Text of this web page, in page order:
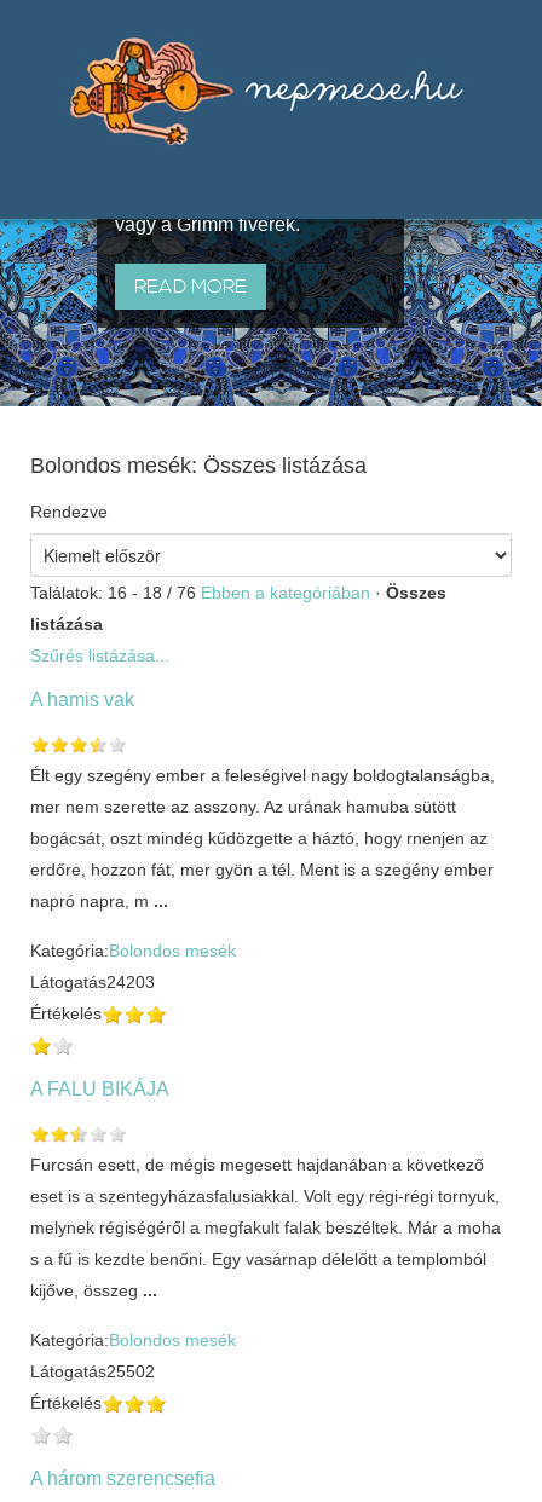
útján terjedő elbeszélésekből,
melyeket olyan ismert gyűjtők
állítottak össze, mint Benedek
vagy a Grimm fivérek.
READ MORE
Bolondos mesék: Összes listázása
Rendezve
Találatok: 16 - 18 / 76 Ebben a kategóriában · Összes
listázása
Szűrés listázása...
A hamis vak
Élt egy szegény ember a feleségivel nagy boldogtalanságba,
mer nem szerette az asszony. Az urának hamuba sütött
bogácsát, oszt mindég kűdözgette a háztó, hogy rnenjen az
erdőre, hozzon fát, mer gyön a tél. Ment is a szegény ember
napró napra, m ...
Kategória:Bolondos mesék
Látogatás24203
Értékelés
A FALU BIKÁJA
Furcsán esett, de mégis megesett hajdanában a következő
eset is a szentegyházasfalusiakkal. Volt egy régi-régi tornyuk,
melynek régiségéről a megfakult falak beszéltek. Már a moha
s a fű is kezdte benőni. Egy vasárnap délelőtt a templomból
kijőve, összeg ...
Kategória:Bolondos mesék
Látogatás25502
Értékelés
A három szerencsefia